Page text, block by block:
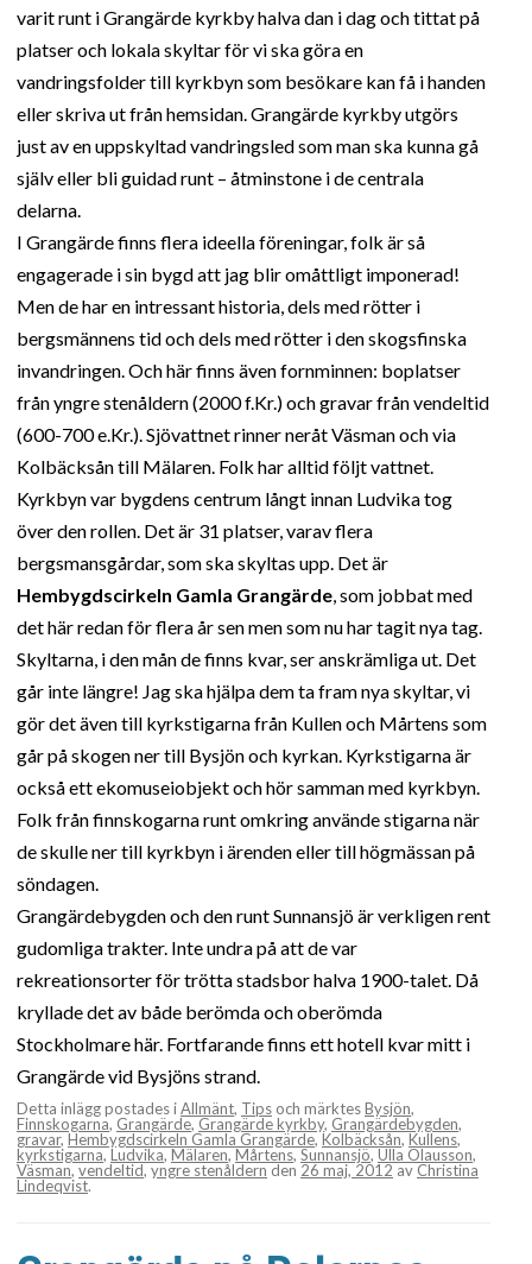
varit runt i Grangärde kyrkby halva dan i dag och tittat på
platser och lokala skyltar för vi ska göra en
vandringsfolder till kyrkbyn som besökare kan få i handen
eller skriva ut från hemsidan. Grangärde kyrkby utgörs
just av en uppskyltad vandringsled som man ska kunna gå
själv eller bli guidad runt – åtminstone i de centrala
delarna.
I Grangärde finns flera ideella föreningar, folk är så
engagerade i sin bygd att jag blir omåttligt imponerad!
Men de har en intressant historia, dels med rötter i
bergsmännens tid och dels med rötter i den skogsfinska
invandringen. Och här finns även fornminnen: boplatser
från yngre stenåldern (2000 f.Kr.) och gravar från vendeltid
(600-700 e.Kr.). Sjövattnet rinner neråt Väsman och via
Kolbäcksån till Mälaren. Folk har alltid följt vattnet.
Kyrkbyn var bygdens centrum långt innan Ludvika tog
över den rollen. Det är 31 platser, varav flera
bergsmansgårdar, som ska skyltas upp. Det är
Hembygdscirkeln Gamla Grangärde, som jobbat med
det här redan för flera år sen men som nu har tagit nya tag.
Skyltarna, i den mån de finns kvar, ser anskrämliga ut. Det
går inte längre! Jag ska hjälpa dem ta fram nya skyltar, vi
gör det även till kyrkstigarna från Kullen och Mårtens som
går på skogen ner till Bysjön och kyrkan. Kyrkstigarna är
också ett ekomuseiobjekt och hör samman med kyrkbyn.
Folk från finnskogarna runt omkring använde stigarna när
de skulle ner till kyrkbyn i ärenden eller till högmässan på
söndagen.
Grangärdebygden och den runt Sunnansjö är verkligen rent
gudomliga trakter. Inte undra på att de var
rekreationsorter för trötta stadsbor halva 1900-talet. Då
kryllade det av både berömda och oberömda
Stockholmare här. Fortfarande finns ett hotell kvar mitt i
Grangärde vid Bysjöns strand.
Detta inlägg postades iAllmänt, Tips och märktesBysjön,
Finnskogarna, Grangärde, Grangärde kyrkby, Grangärdebygden,
gravar, Hembygdscirkeln Gamla Grangärde, Kolbäcksån, Kullens,
kyrkstigarna, Ludvika, Mälaren, Mårtens, Sunnansjö, Ulla Olausson,
Väsman, vendeltid, yngre stenåldern den 26 maj, 2012 av Christina
Lindeqvist.